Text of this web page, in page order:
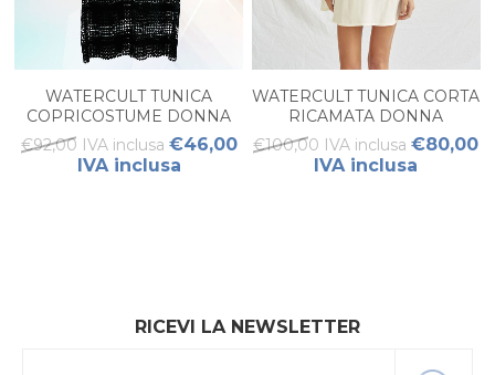
WATERCULT TUNICA
COPRICOSTUME DONNA
€92,00 IVA inclusa €46,00
IVA inclusa
WATERCULT TUNICA CORTA
RICAMATA DONNA
€100,00 IVA inclusa €80,00
IVA inclusa
RICEVI LA NEWSLETTER